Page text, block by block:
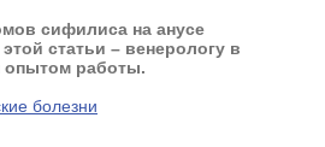
сифилиса на анусе
статьи – венерологу в
опытом работы.
болезни